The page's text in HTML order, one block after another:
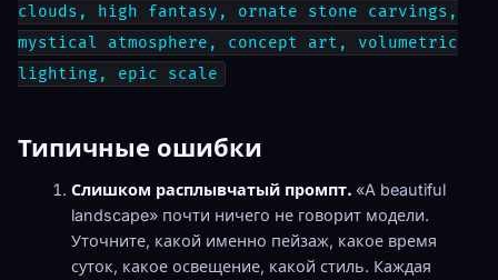
clouds, high fantasy, ornate stone carvings,
mystical atmosphere, concept art, volumetric
lighting, epic scale
Типичные ошибки
Слишком расплывчатый промпт. «A beautiful
landscape» почти ничего не говорит модели.
Уточните, какой именно пейзаж, какое время
суток, какое освещение, какой стиль. Каждая